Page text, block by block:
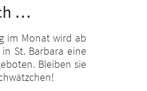
…
im Monat wird ab
St. Barbara eine
Bleiben sie